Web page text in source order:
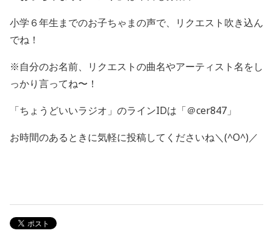
小学６年生までのお子ちゃまの声で、リクエスト吹き込ん
でね！
※自分のお名前、リクエストの曲名やアーティスト名をし
っかり言ってね〜！
「ちょうどいいラジオ」のラインIDは「＠cer847」
お時間のあるときに気軽に投稿してくださいね＼(^O^)／